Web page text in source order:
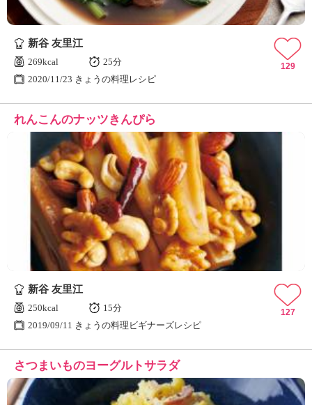
新谷 友里江
269kcal
25分
2020/11/23 きょうの料理レシピ
129
れんこんのナッツきんぴら
新谷 友里江
250kcal
15分
2019/09/11 きょうの料理ビギナーズレシピ
127
さつまいものヨーグルトサラダ